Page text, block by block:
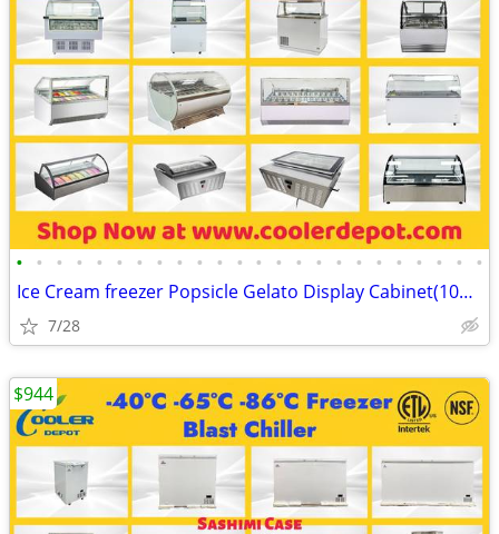
• • • • • • • • • • • • • • • • • • • • • • • •
Ice Cream freezer Popsicle Gelato Display Cabinet(100%NEW) RESTAURANT
7/28
$944